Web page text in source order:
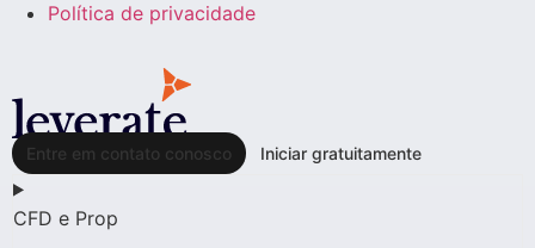
Política de privacidade
Entre em contato conosco Iniciar gratuitamente
CFD e Prop